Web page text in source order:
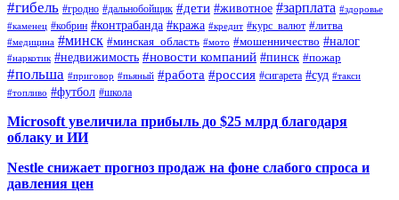
#гибель #гродно #дальнобойщик #дети #животное #зарплата #здоровье
#каменец #кобрин #контрабанда #кража #кредит #курс_валют #литва
#медицина #минск #минская_область #мото #мошенничество #налог
#наркотик #недвижимость #новости компаний #пинск #пожар
#польша #приговор #пьяный #работа #россия #сигарета #суд #такси
#топливо #футбол #школа
Microsoft увеличила прибыль до $25 млрд благодаря
облаку и ИИ
Nestle снижает прогноз продаж на фоне слабого спроса и
давления цен